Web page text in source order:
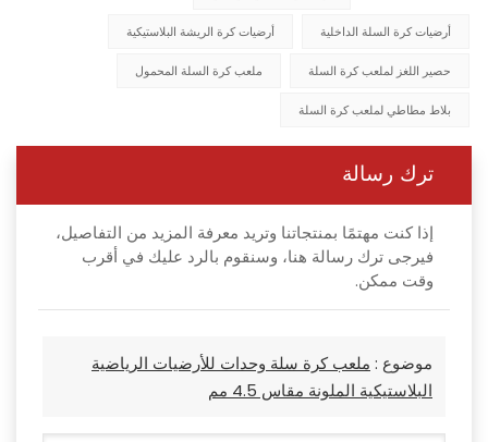
أرضيات كرة السلة الداخلية أرضيات كرة الريشة البلاستيكية
حصير اللغز لملعب كرة السلة ملعب كرة السلة المحمول
بلاط مطاطي لملعب كرة السلة
ترك رسالة
إذا كنت مهتمًا بمنتجاتنا وتريد معرفة المزيد من التفاصيل،
فيرجى ترك رسالة هنا، وسنقوم بالرد عليك في أقرب
وقت ممكن.
موضوع : ملعب كرة سلة وحدات للأرضيات الرياضية
البلاستيكية الملونة مقاس 4.5 مم